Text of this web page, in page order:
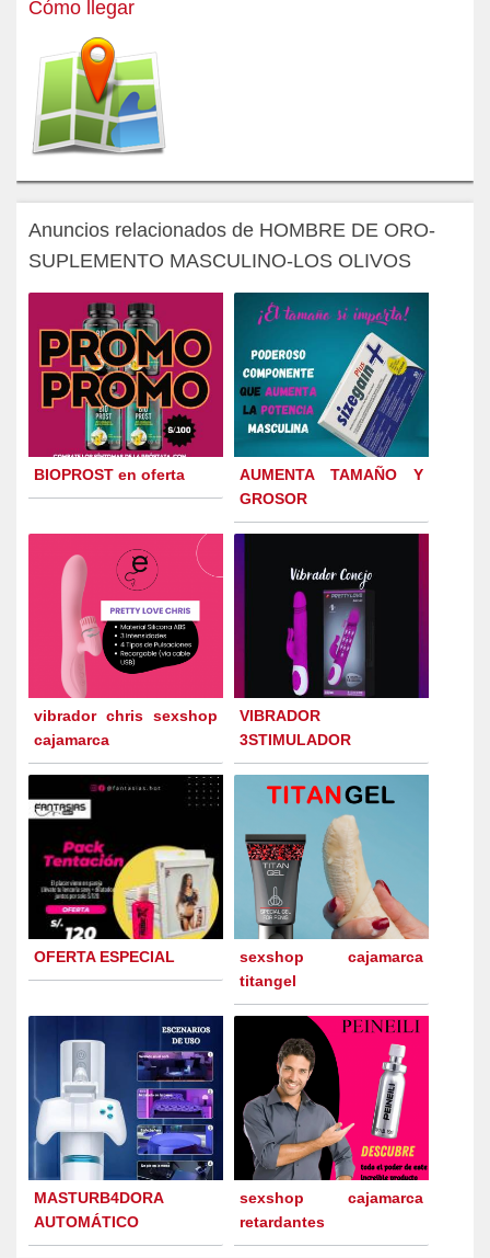
Cómo llegar
Anuncios relacionados de HOMBRE DE ORO-
SUPLEMENTO MASCULINO-LOS OLIVOS
BIOPROST en oferta
AUMENTA TAMAÑO Y
GROSOR
vibrador chris sexshop
cajamarca
VIBRADOR
3STIMULADOR
OFERTA ESPECIAL
sexshop cajamarca
titangel
MASTURB4DORA
AUTOMÁTICO
sexshop cajamarca
retardantes